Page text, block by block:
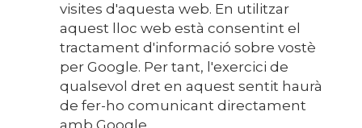
visites d'aquesta web. En utilitzar
aquest lloc web està consentint el
tractament d'informació sobre vostè
per Google. Per tant, l'exercici de
qualsevol dret en aquest sentit haurà
de fer-ho comunicant directament
amb Google.